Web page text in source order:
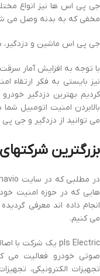
جی پی اس ها نیز انواع
مخفی که به بدنه وصل می
جی پی اس ماشین و دزدگیر،
با توجه به افزایش آمار
نیز بایستی به فکر ارتقاء
کردیم بهترین دزدگیر
بالابردن امنیت اتومبیل
می توانید از دزدگیر و جی
بزرگترین
انجام داده اند معرفی
می کنیم.
pls Electric یک شرکت با
صوتی خودرو فعالیت می
تجهیزات الکترونیکی،